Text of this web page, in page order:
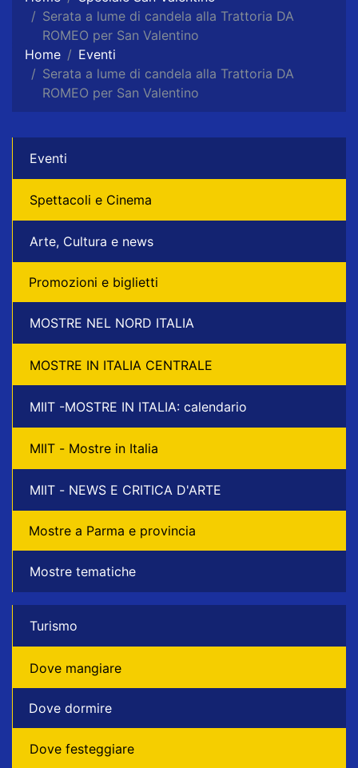
Serata a lume di candela alla Trattoria DA
ROMEO per San Valentino
Home
Eventi
Serata a lume di candela alla Trattoria DA
ROMEO per San Valentino
Eventi
Spettacoli e Cinema
Arte, Cultura e news
Promozioni e biglietti
MOSTRE NEL NORD ITALIA
MOSTRE IN ITALIA CENTRALE
MIIT -MOSTRE IN ITALIA: calendario
MIIT - Mostre in Italia
MIIT - NEWS E CRITICA D'ARTE
Mostre a Parma e provincia
Mostre tematiche
Turismo
Dove mangiare
Dove dormire
Dove festeggiare